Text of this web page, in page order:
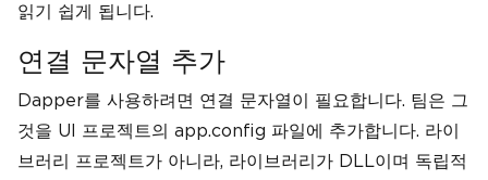
읽기 쉽게 됩니다.
연결 문자열 추가
Dapper를 사용하려면 연결 문자열이 필요합니다. 팀은 그
것을 UI 프로젝트의 app.config 파일에 추가합니다. 라이
브러리 프로젝트가 아니라, 라이브러리가 DLL이며 독립적